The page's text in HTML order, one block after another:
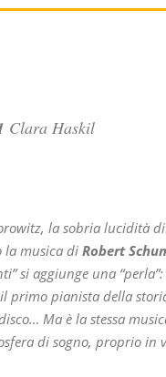
Clara Haskil
la sobria lucidità
la musica di Robert
si aggiunge una
primo pianista della
Ma è la stessa
di sogno, proprio in